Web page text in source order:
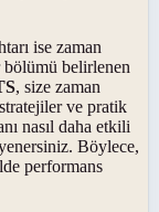
ise zaman
bölümü belirlenen
, size zaman
ve pratik
nasıl daha etkili
yenersiniz. Böylece,
performans